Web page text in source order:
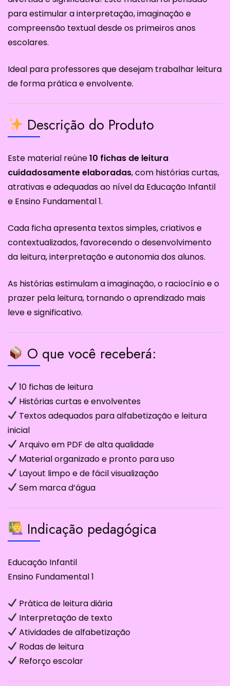
para estimular a interpretação, imaginação e
compreensão textual desde os primeiros anos
escolares.
Ideal para professores que desejam trabalhar leitura
de forma prática e envolvente.
Descrição do Produto
Este material reúne10 fichas de leitura
cuidadosamente elaboradas, com histórias curtas,
atrativas e adequadas ao nível da Educação Infantil
e Ensino Fundamental 1.
Cada ficha apresenta textos simples, criativos e
contextualizados, favorecendo o desenvolvimento
da leitura, interpretação e autonomia dos alunos.
As histórias estimulam a imaginação, o raciocínio e o
prazer pela leitura, tornando o aprendizado mais
leve e significativo.
O que você receberá:
10 fichas de leitura
Histórias curtas e envolventes
Textos adequados para alfabetização e leitura
inicial
Arquivo em PDF de alta qualidade
Material organizado e pronto para uso
Layout limpo e de fácil visualização
Sem marca d’água
Indicação pedagógica
Educação Infantil
Ensino Fundamental 1
Prática de leitura diária
Interpretação de texto
Atividades de alfabetização
Rodas de leitura
Reforço escolar